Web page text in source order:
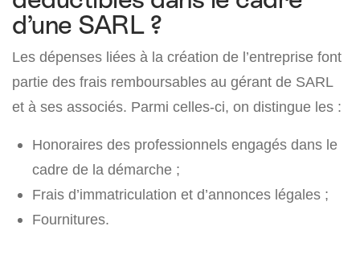
d’une SARL ?
Les dépenses liées à la création de l’entreprise font
partie des frais remboursables au gérant de SARL
et à ses associés. Parmi celles-ci, on distingue les :
Honoraires des professionnels engagés dans le
cadre de la démarche ;
Frais d’immatriculation et d’annonces légales ;
Fournitures.